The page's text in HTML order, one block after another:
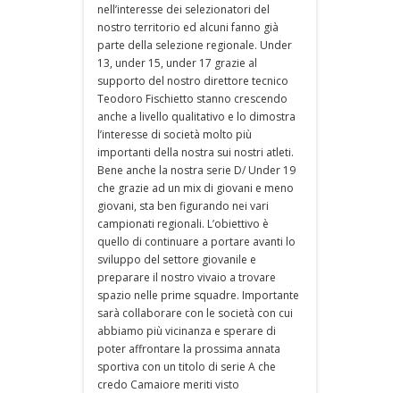
nell’interesse dei selezionatori del
nostro territorio ed alcuni fanno già
parte della selezione regionale. Under
13, under 15, under 17 grazie al
supporto del nostro direttore tecnico
Teodoro Fischietto stanno crescendo
anche a livello qualitativo e lo dimostra
l’interesse di società molto più
importanti della nostra sui nostri atleti.
Bene anche la nostra serie D/ Under 19
che grazie ad un mix di giovani e meno
giovani, sta ben figurando nei vari
campionati regionali. L’obiettivo è
quello di continuare a portare avanti lo
sviluppo del settore giovanile e
preparare il nostro vivaio a trovare
spazio nelle prime squadre. Importante
sarà collaborare con le società con cui
abbiamo più vicinanza e sperare di
poter affrontare la prossima annata
sportiva con un titolo di serie A che
credo Camaiore meriti visto